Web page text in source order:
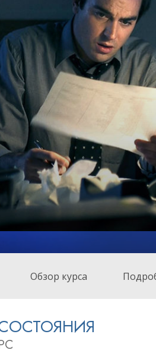
Распространение Саентологии по
всему миру
Правда о
человека
Обзор курса